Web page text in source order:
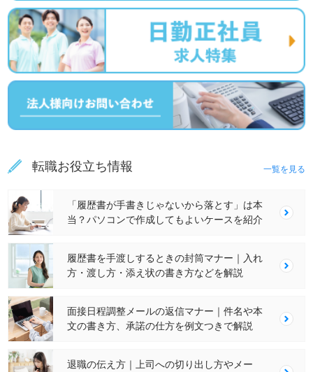
転職お役立ち情報 一覧を見る
「履歴書が手書きじゃないから落とす」は本
当？パソコンで作成してもよいケースを紹介
履歴書を手渡しするときの封筒マナー｜入れ
方・渡し方・添え状の書き方などを解説
面接日程調整メールの返信マナー｜件名や本
文の書き方、承諾の仕方を例文つきで解説
退職の伝え方｜上司への切り出し方やメー